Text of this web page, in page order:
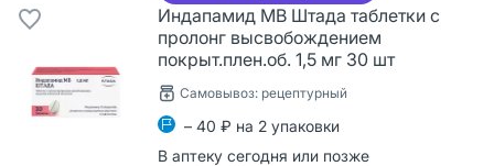
Индапамид МВ Штада таблетки с
пролонг высвобождением
покрыт.плен.об. 1,5 мг 30 шт
Самовывоз: рецептурный
– 40 ₽ на 2 упаковки
В аптеку сегодня или позже